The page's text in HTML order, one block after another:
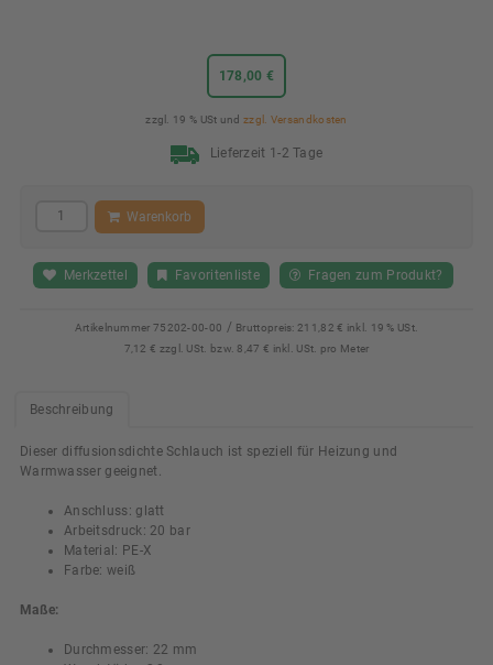
178,00 €
zzgl. 19 % USt und zzgl. Versandkosten
Lieferzeit 1-2 Tage
Warenkorb
Merkzettel Favoritenliste Fragen zum Produkt?
Artikelnummer 75202-00-00 / Bruttopreis: 211,82 € inkl. 19 % USt.
7,12 € zzgl. USt. bzw. 8,47 € inkl. USt. pro Meter
Beschreibung
Dieser diffusionsdichte Schlauch ist speziell für Heizung und
Warmwasser geeignet.
Anschluss: glatt
Arbeitsdruck: 20 bar
Material: PE-X
Farbe: weiß
Maße:
Durchmesser: 22 mm